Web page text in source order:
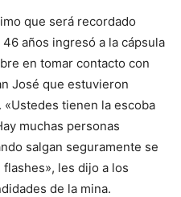
que será recordado
años ingresó a la cápsula
en tomar contacto con
José que estuvieron
tienen la escoba
muchas personas
salgan seguramente se
les dijo a los
de la mina.